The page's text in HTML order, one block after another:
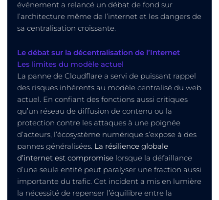
événement a relancé un débat de fond sur
l’architecture même de l’internet et les dangers de
sa centralisation croissante.
Le débat sur la décentralisation de l’Internet
Les limites du modèle actuel
La panne de Cloudflare a servi de puissant rappel
des risques inhérents au modèle centralisé du web
actuel. En confiant des fonctions aussi critiques
qu’un réseau de diffusion de contenu ou la
protection contre les attaques à une poignée
d’acteurs, l’écosystème numérique s’expose à des
pannes généralisées. La résilience globale
d’internet est compromiselorsque la défaillance
d’une seule entité peut paralyser une fraction aussi
importante du trafic. Cet incident a mis en lumière
la nécessité de repenser l’équilibre entre la